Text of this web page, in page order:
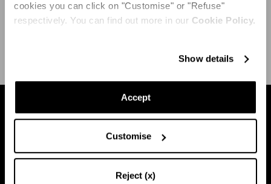
cookies you can click on "Customise" or "Refuse"
respectively. You can find out more in our Cookie Policy.
Show details
Accept
Customise
Reject (x)
EXPÉDITION ET RETOUR
Trouvez une boutique près de chez vous
RECHERCHE BOUTIQUE